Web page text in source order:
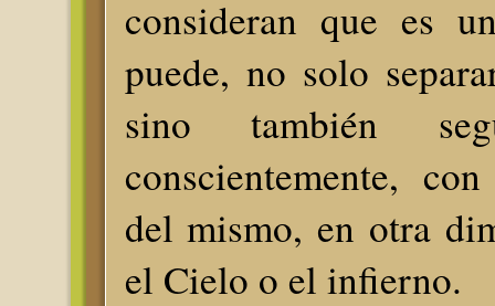
consideran que es
puede, no solo
sino también
conscientemente,
del mismo, en otra
el Cielo o el infierno.